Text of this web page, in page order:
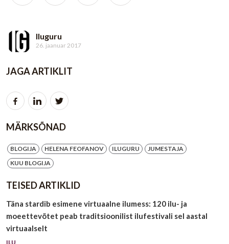
Iluguru
26. jaanuar 2017
JAGA ARTIKLIT
MÄRKSÕNAD
BLOGIJA HELENA FEOFANOV ILUGURU
JUMESTAJA
KUU BLOGIJA
TEISED ARTIKLID
Täna stardib esimene virtuaalne ilumess: 120 ilu- ja
moeettevõtet peab traditsioonilist ilufestivali sel aastal
virtuaalselt
ILU